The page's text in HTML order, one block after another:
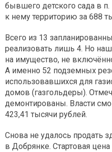
бывшего детского сада в
к нему территорию за 688
Всего из 13
реализовать лишь 4. Но
на имущество, не
А именно 52 подземных
использовавшихся для
домов (газгольдеры).
демонтированы. Власти
423,41 тысячи рублей.
Снова не удалось продать
в Добрянке. Стартовая